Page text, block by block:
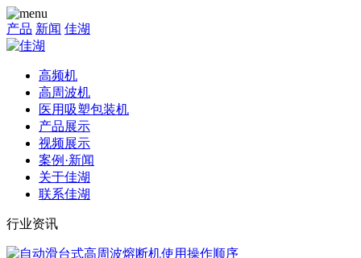
产品 新闻 佳湖
高频机
高周波机
医用吸塑包装机
产品展示
视频展示
案例·新闻
关于佳湖
联系佳湖
行业资讯